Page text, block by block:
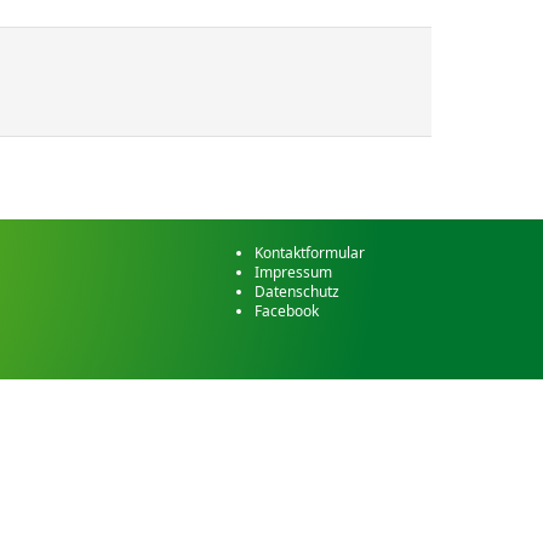
Kontaktformular
Impressum
Datenschutz
Facebook